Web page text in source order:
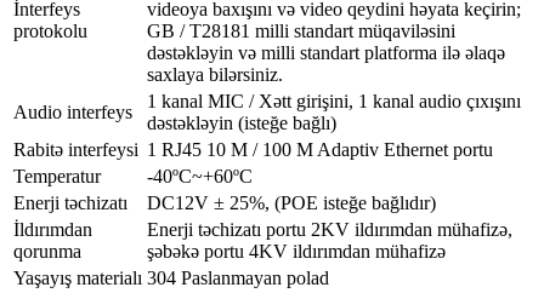
İnterfeys
protokolu
videoya baxışını və video qeydini həyata keçirin;
GB / T28181 milli standart müqaviləsini
dəstəkləyin və milli standart platforma ilə əlaqə
saxlaya bilərsiniz.
Audio interfeys
1 kanal MIC / Xətt girişini, 1 kanal audio çıxışını
dəstəkləyin (isteğe bağlı)
Rabitə interfeysi 1 RJ45 10 M / 100 M Adaptiv Ethernet portu
Temperatur
-40ºC~+60ºC
Enerji təchizatı
DC12V ± 25%, (POE isteğe bağlıdır)
İldırımdan
qorunma
Enerji təchizatı portu 2KV ildırımdan mühafizə,
şəbəkə portu 4KV ildırımdan mühafizə
Yaşayış materialı 304 Paslanmayan polad